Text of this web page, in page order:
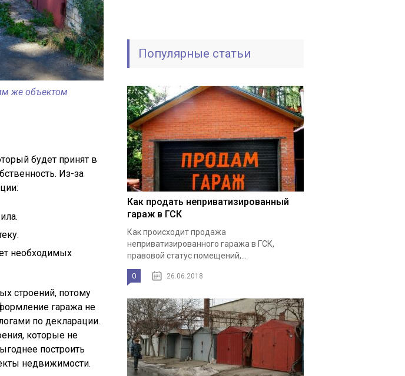
же объектом
будет принят в
Из-за
необходимых
строений, потому
гаража не
по декларации.
которые не
построить
недвижимости.
Популярные статьи
Как продать неприватизированный
гараж в ГСК
Как происходит продажа
неприватизированного гаража в ГСК,
правовой статус помещений,...
0 26.06.2018